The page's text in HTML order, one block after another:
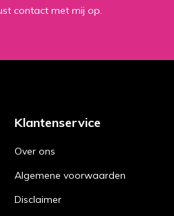
contact met mij op.
Klantenservice
Over ons
Algemene voorwaarden
Disclaimer